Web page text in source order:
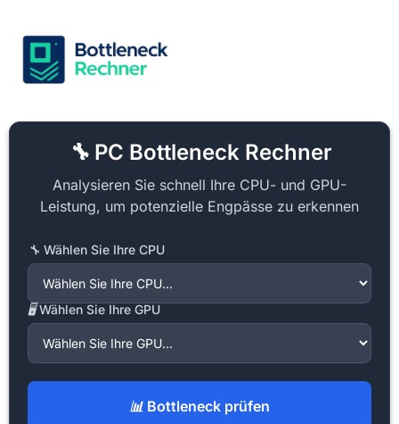
PC Bottleneck Rechner
Analysieren Sie schnell Ihre CPU- und GPU-
Leistung, um potenzielle Engpässe zu erkennen
Wählen Sie Ihre CPU
Wählen Sie Ihre GPU
Bottleneck prüfen